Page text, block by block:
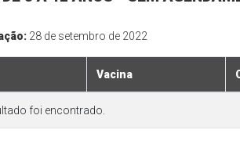
28 de setembro de 2022
Vacina
foi encontrado.